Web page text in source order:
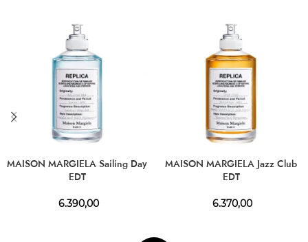
MAISON MARGIELA Sailing Day
EDT
6.390,00
MAISON MARGIELA Jazz Club
EDT
6.370,00